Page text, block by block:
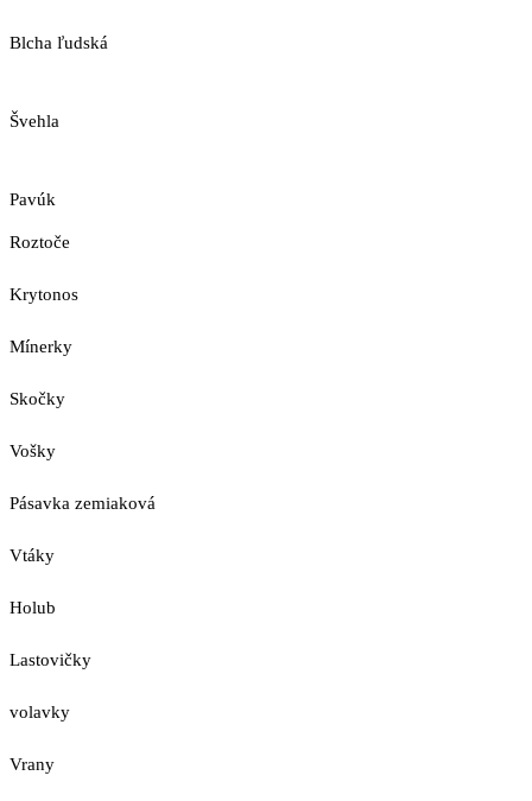
Blcha ľudská
Švehla
Pavúk
Roztoče
Krytonos
Mínerky
Skočky
Vošky
Pásavka zemiaková
Vtáky
Holub
Lastovičky
volavky
Vrany